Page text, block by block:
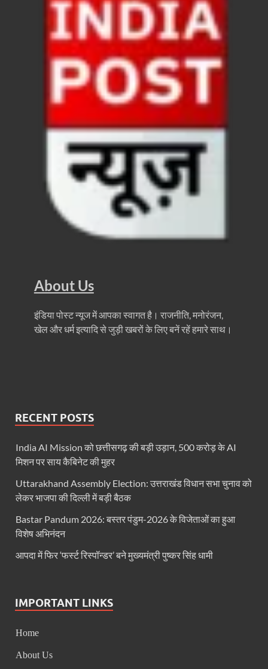
About Us
इंडिया पोस्ट न्यूज में आपका स्वागत है। राजनीति, मनोरंजन,
खेल और धर्म इत्यादि से जुड़ी खबरों के लिए बनें रहें हमारे साथ।
RECENT POSTS
India AI Mission को छत्तीसगढ़ की बड़ी उड़ान, 500 करोड़ के AI
मिशन पर साय कैबिनेट की मुहर
Uttarakhand Assembly Election: उत्तराखंड विधान सभा चुनाव को
लेकर भाजपा की दिल्ली में बड़ी बैठक
Bastar Pandum 2026: बस्तर पंडुम-2026 के विजेताओं का हुआ
विशेष अभिनंदन
आपदा में फिर ‘फर्स्ट रिस्पॉन्डर’ बने मुख्यमंत्री पुष्कर सिंह धामी
IMPORTANT LINKS
Home
About Us